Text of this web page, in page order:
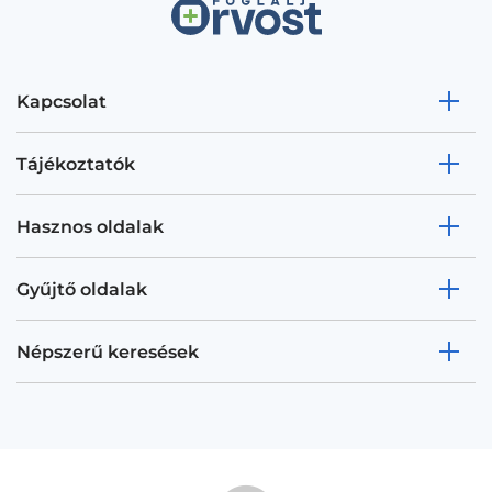
Kapcsolat
Tájékoztatók
Hasznos oldalak
Gyűjtő oldalak
Népszerű keresések